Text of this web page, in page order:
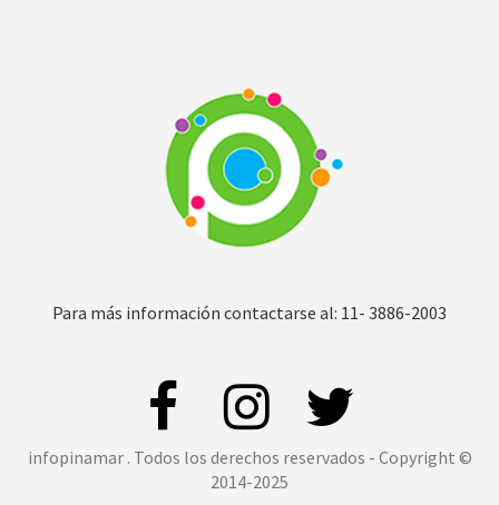
Para más información contactarse al: 11- 3886-2003
infopinamar . Todos los derechos reservados - Copyright ©
2014-2025